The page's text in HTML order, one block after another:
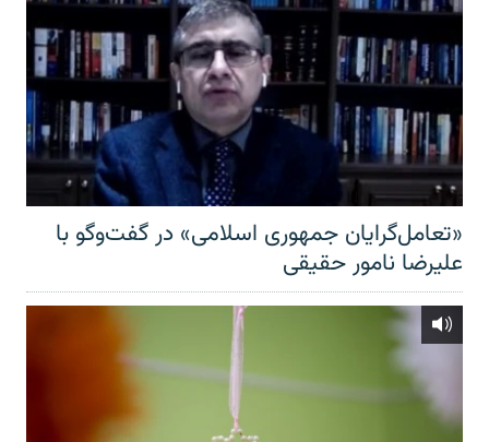
«تعامل‌گرایان جمهوری اسلامی» در گفت‌وگو با
علیرضا نامور حقیقی